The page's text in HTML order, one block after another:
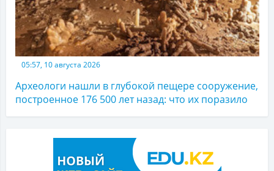
05:57, 10 августа 2026
Археологи нашли в глубокой пещере сооружение,
построенное 176 500 лет назад: что их поразило